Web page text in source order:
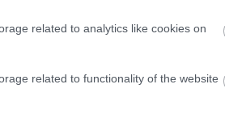
related to analytics like cookies on
related to functionality of the website